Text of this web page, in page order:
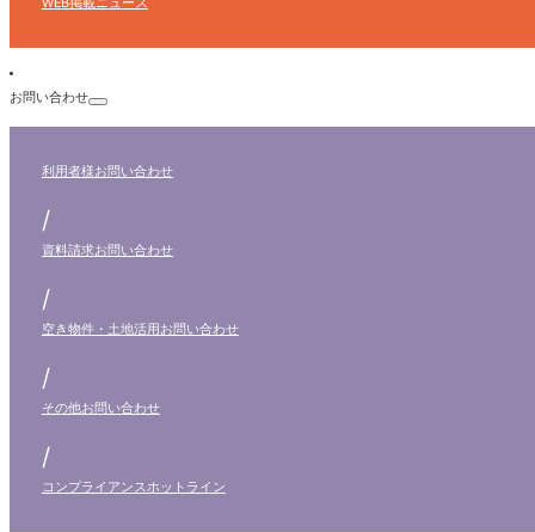
お問い合わせ
利用者様お問い合わせ
/
資料請求お問い合わせ
/
空き物件・土地活用お問い合わせ
/
その他お問い合わせ
/
コンプライアンスホットライン